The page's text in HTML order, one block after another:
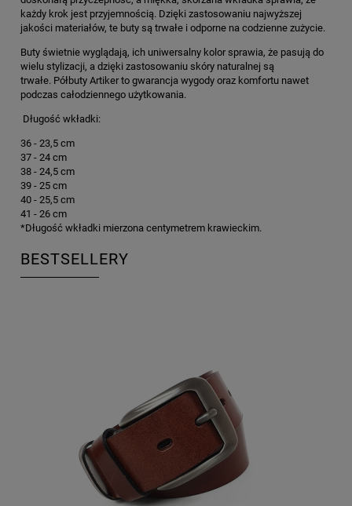
każdy krok jest przyjemnością. Dzięki zastosowaniu najwyższej
jakości materiałów, te buty są trwałe i odporne na codzienne zużycie.
Buty świetnie wyglądają, ich uniwersalny kolor sprawia, że pasują do
wielu stylizacji, a dzięki zastosowaniu skóry naturalnej są
trwałe. Półbuty Artiker to gwarancja wygody oraz komfortu nawet
podczas całodziennego użytkowania.
Długość wkładki:
36 - 23,5 cm
37 - 24 cm
38 - 24,5 cm
39 - 25 cm
40 - 25,5 cm
41 - 26 cm
*Długość wkładki mierzona centymetrem krawieckim.
BESTSELLERY